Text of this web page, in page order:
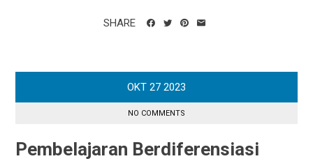
SHARE
OKT 27 2023
NO COMMENTS
Pembelajaran Berdiferensiasi